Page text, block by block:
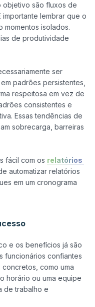
objetivo são fluxos de
lembrar que o
momentos isolados.
de produtividade
ser
padrões persistentes,
respeitosa em vez de
consistentes e
Essas tendências de
sobrecarga, barreiras
fácil com os relatórios
automatizar relatórios
em um cronograma
e os benefícios já são
funcionários confiantes
como uma
horário ou uma equipe
de trabalho e